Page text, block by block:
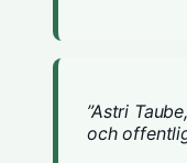
”Astri
och